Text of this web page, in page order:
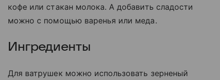
кофе или стакан молока. А добавить сладости
можно с помощью варенья или меда.
Ингредиенты
Для ватрушек можно использовать зерненый